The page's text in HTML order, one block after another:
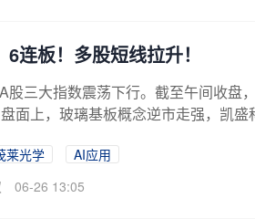
连板！多股短线拉升！
股三大指数震荡下行。截至午间收盘
面上，玻璃基板概念逆市走强，凯
莱光学
AI应用
06-26 13:05